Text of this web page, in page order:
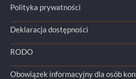
Polityka prywatności
Deklaracja dostępności
RODO
Obowiązek informacyjny dla osób